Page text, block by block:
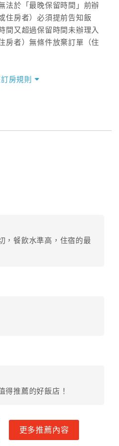
法於「最晚保留時間」前辦
住房者）必須提前告知飯
間又超過保留時間未辦理入
房者）無條件放棄訂單（住
飯店）
限原訂飯店）
房)
）
逾時未提出申辦，視同無條
（限原訂飯店使用）
計小於原訂單費用總計時，
款，依下列標準申辦：
費用扣除總計0%為手續費
房規則
，餐飲水準高，住宿的最
得推薦的好飯店！
更多推薦內容